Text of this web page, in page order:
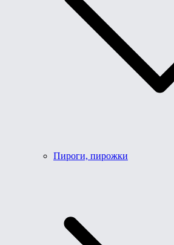
Пироги, пирожки